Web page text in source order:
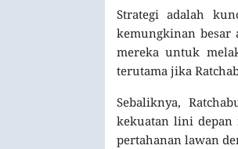
Strategi adalah
kemungkinan besar
mereka untuk
terutama jika
Sebaliknya,
kekuatan lini depan
pertahanan lawan